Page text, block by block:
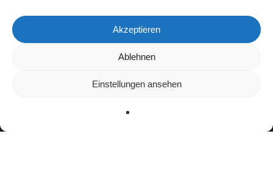
Akzeptieren
Ablehnen
Einstellungen ansehen
Wir verwenden Cookies, um dir die bestmögliche Erfahrung auf
kannst du erfahren, welche Cookies wir
verwenden oder sie ausschalten.